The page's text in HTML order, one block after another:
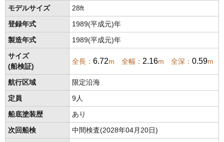
モデルサイズ 28ft
登録年式 1989(平成元)年
製造年式 1989(平成元)年
サイズ
(船検証)
全長： 6.72m 全幅： 2.16m 全深： 0.59m
航行区域 限定沿海
定員 9人
船底塗装歴 あり
次回船検 中間検査(2028年04月20日)